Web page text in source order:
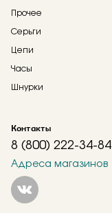
Прочее
Серьги
Цепи
Часы
Шнурки
Контакты
8 (800) 222-34-84
Адреса магазинов